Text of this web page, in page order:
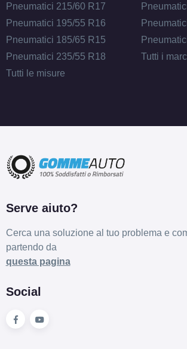
Pneumatici 215/60 R17
Pneumatici 195/55 R16
Pneumatici 185/65 R15
Pneumatici 235/55 R18
Tutti le misure
Tutti i
Serve aiuto?
Cerca una soluzione al tuo problema e
partendo da
questa pagina
Social